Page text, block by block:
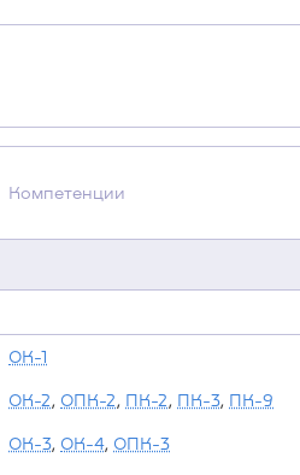
Компетенции
ОК-1
ОК-2, ОПК-2, ПК-2, ПК-3, ПК-9
ОК-3, ОК-4, ОПК-3